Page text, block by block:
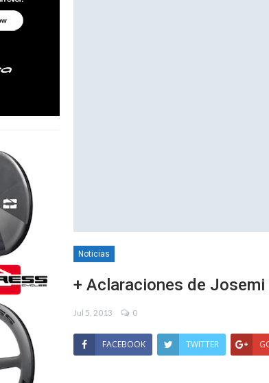
Noticias
+ Aclaraciones de Josemi
Jul 5, 2013 0
FACEBOOK TWITTER